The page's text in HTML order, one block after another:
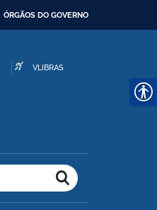
ÓRGÃOS DO GOVERNO
VLIBRAS
Buscar no portal